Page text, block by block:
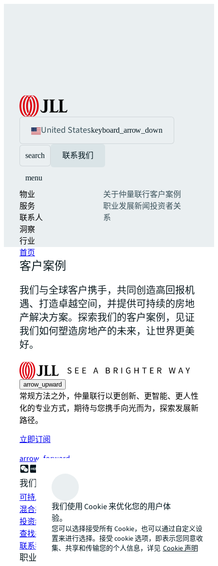
United Stateskeyboard_arrow_down
search 联系我们
menu
物业
服务
联系人
洞察
行业
关于仲量联行客户案例
职业发展新闻投资者关
系
首页
客户案例
我们与全球客户携手，共同创造高回报机
遇、打造卓越空间，并提供可持续的房地
产解决方案。探索我们的客户案例，见证
我们如何塑造房地产的未来，让世界更美
好。
arrow_upward
常规方法之外，仲量联行以更创新、更智能、更人性
化的专业方式，期待与您携手向光而为，探索发展新
路径。
立即订阅
arrow_forward
我们如何为您提供帮助？
可持发展解决方案
混合办公空间解决方案
投资组合管理
查找并租赁空间
联系我们
职业发展
我们使用 Cookie 来优化您的用户体
验。
您可以选择接受所有 Cookie，也可以通过自定义设
置来进行选择。接受 cookie 选项，即表示您同意收
集、共享和传输您的个人信息，详见 Cookie 声明